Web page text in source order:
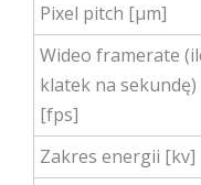
Pixel pitch [µm]
Wideo framerate
klatek na sekundę)
[fps]
Zakres energii [kv]